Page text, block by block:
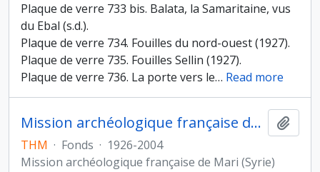
Plaque de verre 733 bis. Balata, la Samaritaine, vus
du Ebal (s.d.).
Plaque de verre 734. Fouilles du nord-ouest (1927).
Plaque de verre 735. Fouilles Sellin (1927).
Plaque de verre 736. La porte vers le… Read more
Mission archéologique française de Mari (Syrie)
THM · Fonds · 1926-2004
Mission archéologique française de Mari (Syrie)